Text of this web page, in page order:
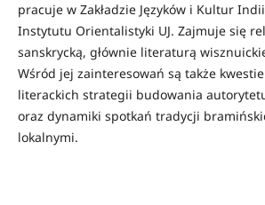
pracuje w Zakładzie Języków i Kultur
Instytutu Orientalistyki UJ. Zajmuje się
sanskrycką, głównie literaturą
Wśród jej zainteresowań są także
literackich strategii budowania
oraz dynamiki spotkań tradycji
lokalnymi.